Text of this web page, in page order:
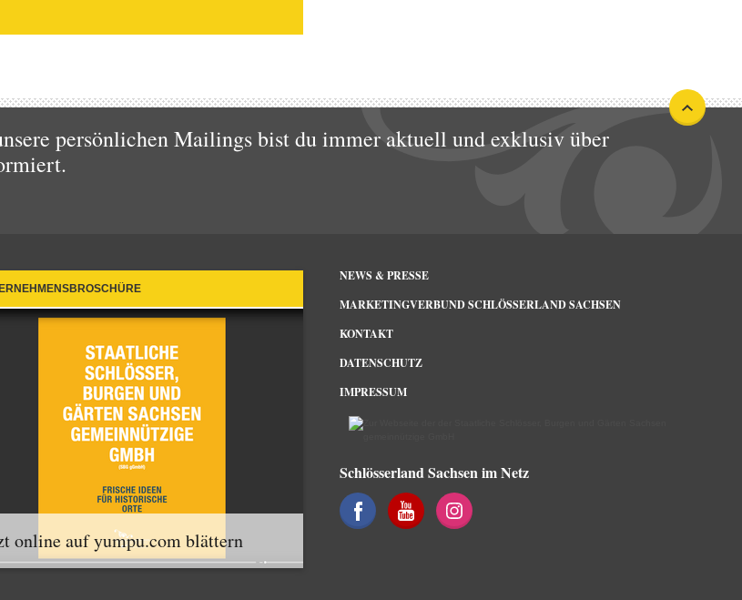
persönlichen Mailings bist du immer aktuell und exklusiv über
online auf yumpu.com blättern
NEWS & PRESSE
MARKETINGVERBUND SCHLÖSSERLAND SACHSEN
KONTAKT
DATENSCHUTZ
IMPRESSUM
Schlösserland Sachsen im Netz